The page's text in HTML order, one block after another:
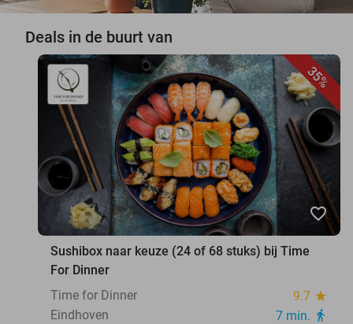
Deals in de buurt van
35%
favorite_border
Sushibox naar keuze (24 of 68 stuks) bij Time
For Dinner
Time for Dinner
9.7 star
Eindhoven 7 min. directions_walk